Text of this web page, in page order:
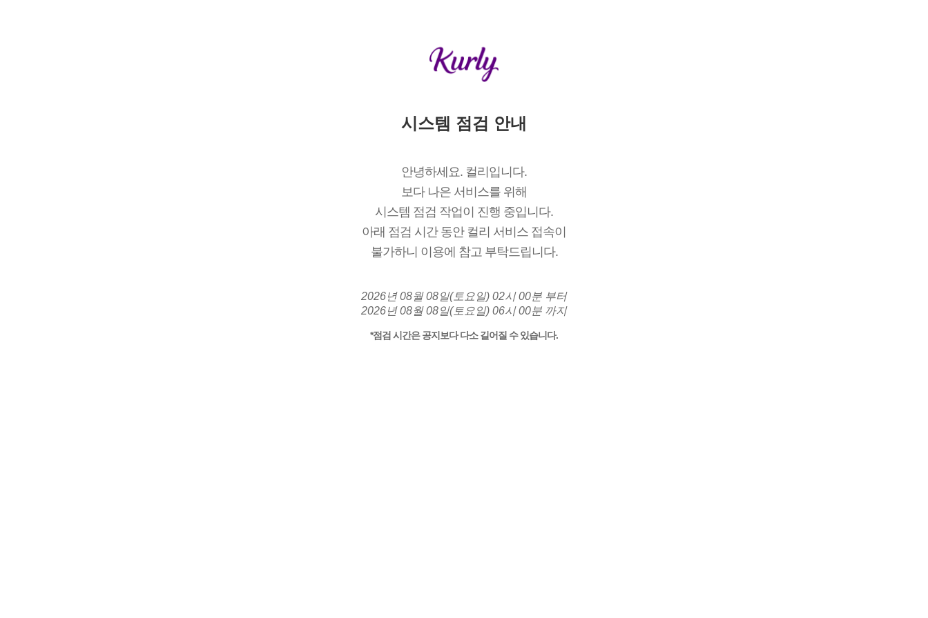
시스템 점검 안내
안녕하세요. 컬리입니다.
보다 나은 서비스를 위해
시스템 점검 작업이 진행 중입니다.
아래 점검 시간 동안 컬리 서비스 접속이
불가하니 이용에 참고 부탁드립니다.
2026년 08월 08일(토요일) 02시 00분 부터
2026년 08월 08일(토요일) 06시 00분 까지
*점검 시간은 공지보다 다소 길어질 수 있습니다.